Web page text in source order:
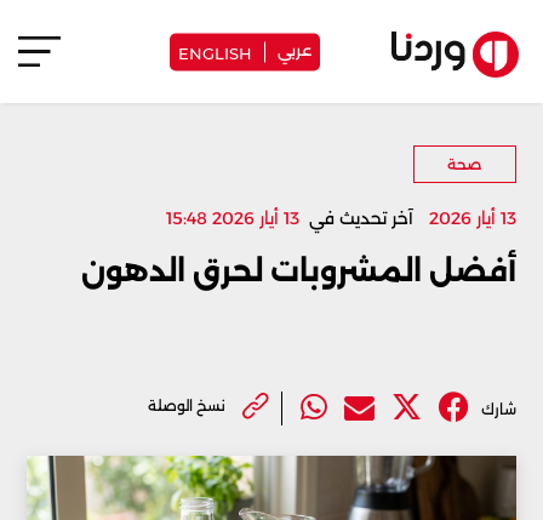
عربي ENGLISH
صحة
13 أيار 2026 آخر تحديث في 13 أيار 2026 15:48
أفضل المشروبات لحرق الدهون
شارك نسخ الوصلة